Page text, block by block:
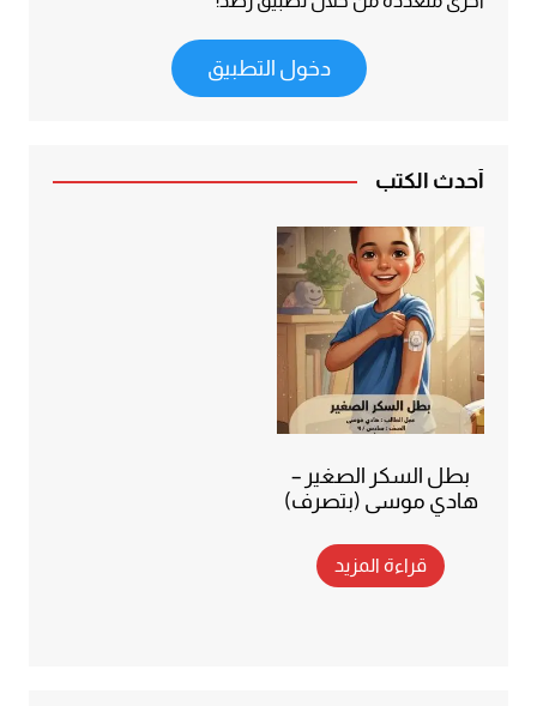
دخول التطبيق
أحدث الكتب
بطل السكر الصغير –
هادي موسى (بتصرف)
قراءة المزيد